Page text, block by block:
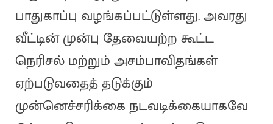
பாதுகாப்பு வழங்கப்பட்டுள்ளது. அவரது
வீட்டின் முன்பு தேவையற்ற கூட்ட
நெரிசல் மற்றும் அசம்பாவிதங்கள்
ஏற்படுவதைத் தடுக்கும்
முன்னெச்சரிக்கை நடவடிக்கையாகவே